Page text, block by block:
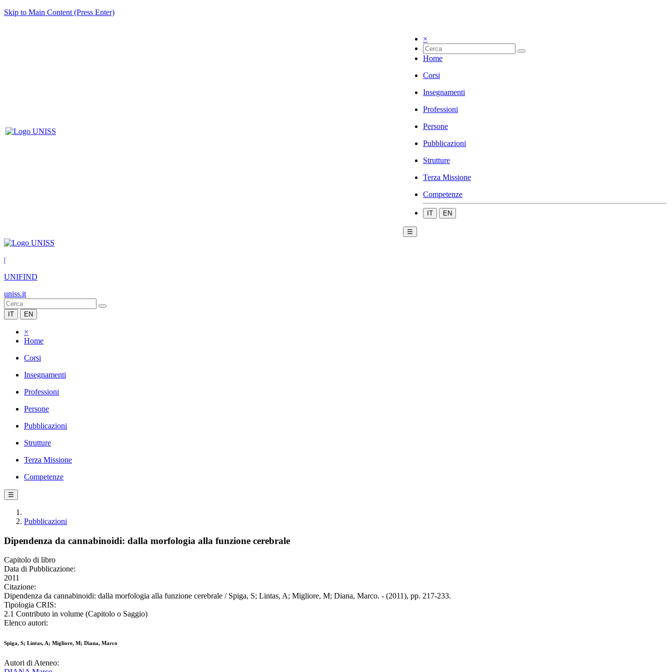
Skip to Main Content (Press Enter)
×
Home
Corsi
Insegnamenti
Professioni
Persone
Pubblicazioni
Strutture
Terza Missione
Competenze
IT EN
☰
|
UNIFIND
uniss.it
IT EN
×
Home
Corsi
Insegnamenti
Professioni
Persone
Pubblicazioni
Strutture
Terza Missione
Competenze
☰
Pubblicazioni
Dipendenza da cannabinoidi: dalla morfologia alla funzione cerebrale
Capitolo di libro
Data di Pubblicazione:
2011
Citazione:
Dipendenza da cannabinoidi: dalla morfologia alla funzione cerebrale / Spiga, S; Lintas, A; Migliore, M; Diana, Marco. - (2011), pp. 217-233.
Tipologia CRIS:
2.1 Contributo in volume (Capitolo o Saggio)
Elenco autori:
Spiga, S; Lintas, A; Migliore, M; Diana, Marco
Autori di Ateneo: